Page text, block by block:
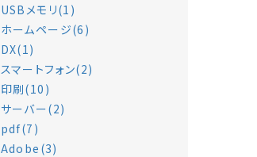
USBメモリ(1)
ホームページ(6)
DX(1)
スマートフォン(2)
印刷(10)
サーバー(2)
pdf(7)
Adobe(3)